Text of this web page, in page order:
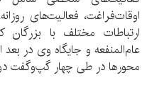
اوقات‌فراغت، فعالیت‌های
ارتباطات مختلف با بزرگان
عام‌المنفعه و جایگاه وی در
محورها در طی چهار گپ‌و‌گفت